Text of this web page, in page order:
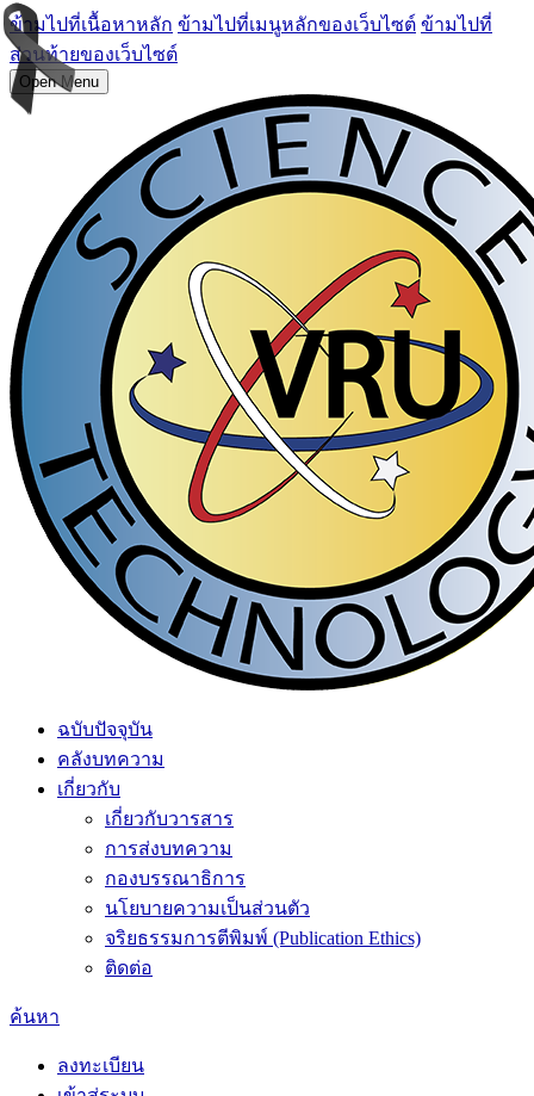
ข้ามไปที่เนื้อหาหลัก ข้ามไปที่เมนูหลักของเว็บไซต์ ข้ามไปที่
ส่วนท้ายของเว็บไซต์
Open Menu
ฉบับปัจจุบัน
คลังบทความ
เกี่ยวกับ
เกี่ยวกับวารสาร
การส่งบทความ
กองบรรณาธิการ
นโยบายความเป็นส่วนตัว
จริยธรรมการตีพิมพ์ (Publication Ethics)
ติดต่อ
ค้นหา
ลงทะเบียน